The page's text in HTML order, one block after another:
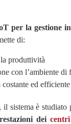
per la gestione
di:
produttività
con l’ambiente di
costante ed
il sistema è
dei